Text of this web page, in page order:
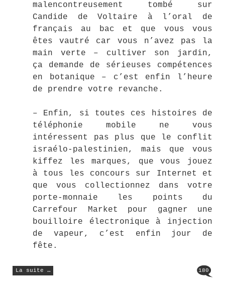
malencontreusement tombé sur
Candide de Voltaire à l’oral de
français au bac et que vous vous
êtes vautré car vous n’avez pas la
main verte – cultiver son jardin,
ça demande de sérieuses compétences
en botanique – c’est enfin l’heure
de prendre votre revanche.
– Enfin, si toutes ces histoires de
téléphonie mobile ne vous
intéressent pas plus que le conflit
israélo-palestinien, mais que vous
kiffez les marques, que vous jouez
à tous les concours sur Internet et
que vous collectionnez dans votre
porte-monnaie les points du
Carrefour Market pour gagner une
bouilloire électronique à injection
de vapeur, c’est enfin jour de
fête.
La suite …
« Papillon
de
180